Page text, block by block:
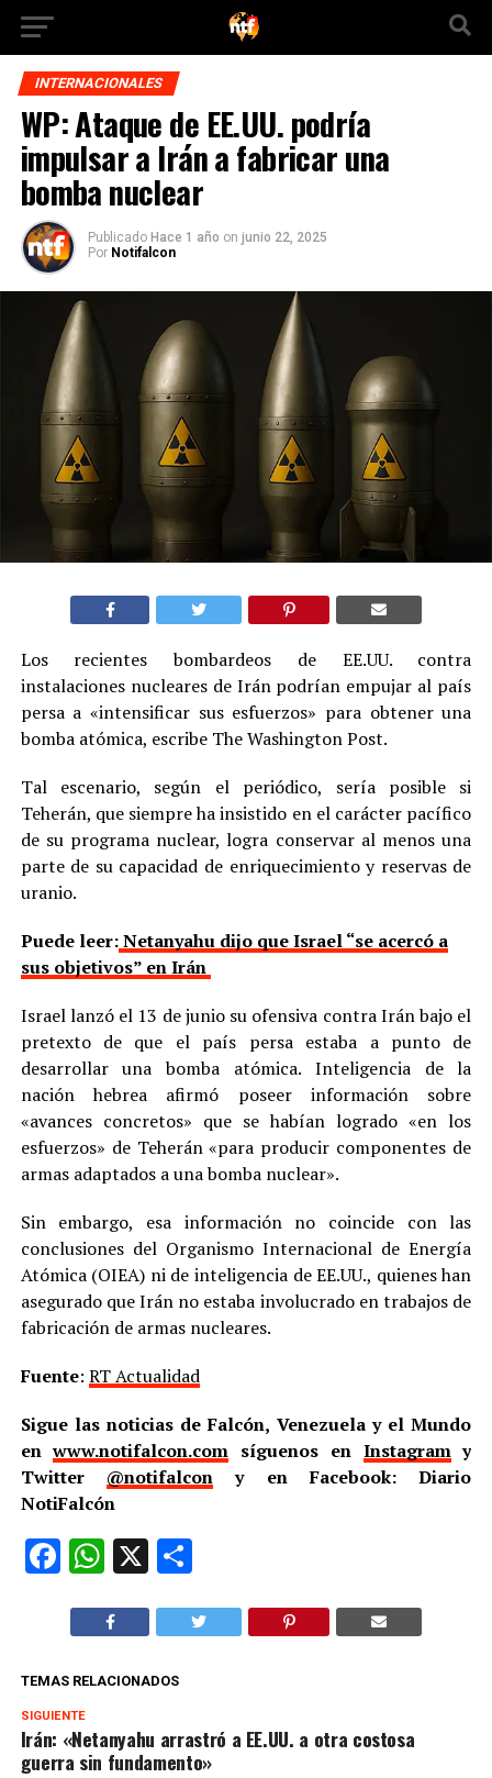
INTERNACIONALES
WP: Ataque de EE.UU. podría
impulsar a Irán a fabricar una
bomba nuclear
Publicado Hace 1 año on junio 22, 2025
Por Notifalcon
Los recientes bombardeos de EE.UU. contra
instalaciones nucleares de Irán podrían empujar al país
persa a «intensificar sus esfuerzos» para obtener una
bomba atómica, escribe The Washington Post.
Tal escenario, según el periódico, sería posible si
Teherán, que siempre ha insistido en el carácter pacífico
de su programa nuclear, logra conservar al menos una
parte de su capacidad de enriquecimiento y reservas de
uranio.
Puede leer:Netanyahu dijo que Israel “se acercó a
sus objetivos” en Irán
Israel lanzó el 13 de junio su ofensiva contra Irán bajo el
pretexto de que el país persa estaba a punto de
desarrollar una bomba atómica. Inteligencia de la
nación hebrea afirmó poseer información sobre
«avances concretos» que se habían logrado «en los
esfuerzos» de Teherán «para producir componentes de
armas adaptados a una bomba nuclear».
Sin embargo, esa información no coincide con las
conclusiones del Organismo Internacional de Energía
Atómica (OIEA) ni de inteligencia de EE.UU., quienes han
asegurado que Irán no estaba involucrado en trabajos de
fabricación de armas nucleares.
Fuente: RT Actualidad
Sigue las noticias de Falcón, Venezuela y el Mundo
enwww.notifalcon.com síguenos en Instagramy
Twitter @notifalcon y en Facebook: Diario
NotiFalcón
Facebook
WhatsApp
X
TEMAS RELACIONADOS
SIGUIENTE
Irán: «Netanyahu arrastró a EE.UU. a otra costosa
guerra sin fundamento»